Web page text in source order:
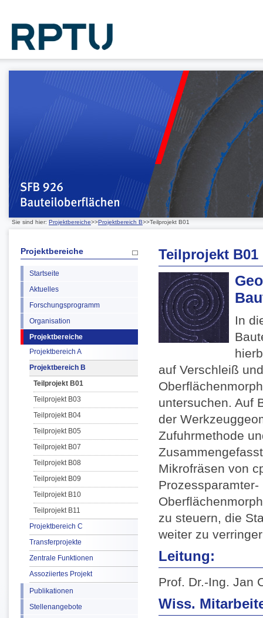
Sie sind hier: Projektbereiche>>Projektbereich B>>Teilprojekt B01
Projektbereiche
Startseite
Aktuelles
Forschungsprogramm
Organisation
Projektbereiche
Projektbereich A
Projektbereich B
Teilprojekt B01
Teilprojekt B03
Teilprojekt B04
Teilprojekt B05
Teilprojekt B07
Teilprojekt B08
Teilprojekt B09
Teilprojekt B10
Teilprojekt B11
Projektbereich C
Transferprojekte
Zentrale Funktionen
Assoziiertes Projekt
Publikationen
Stellenangebote
Teilprojekt B01
In
auf Verschleiß
untersuchen. Auf
der
Zufuhrmethode
Mikrofräsen von
zu steuern, die
weiter zu
Leitung:
Prof. Dr.-Ing. Jan
Wiss.